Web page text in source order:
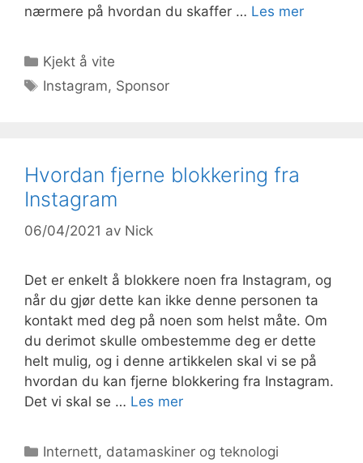
nærmere på hvordan du skaffer … Les mer
Kategorier
Kjekt å vite
Stikkord
Instagram, Sponsor
Hvordan fjerne blokkering fra
Instagram
06/04/2021 av Nick
Det er enkelt å blokkere noen fra Instagram, og
når du gjør dette kan ikke denne personen ta
kontakt med deg på noen som helst måte. Om
du derimot skulle ombestemme deg er dette
helt mulig, og i denne artikkelen skal vi se på
hvordan du kan fjerne blokkering fra Instagram.
Det vi skal se … Les mer
Kategorier
Internett, datamaskiner og teknologi